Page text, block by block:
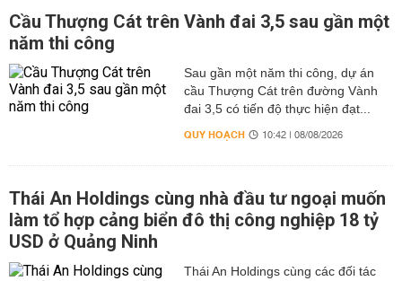
Cầu Thượng Cát trên Vành đai 3,5 sau gần một
năm thi công
Sau gần một năm thi công, dự án
cầu Thượng Cát trên đường Vành
đai 3,5 có tiến độ thực hiện đạt...
QUY HOẠCH 10:42 | 08/08/2026
Thái An Holdings cùng nhà đầu tư ngoại muốn
làm tổ hợp cảng biển đô thị công nghiệp 18 tỷ
USD ở Quảng Ninh
Thái An Holdings cùng các đối tác